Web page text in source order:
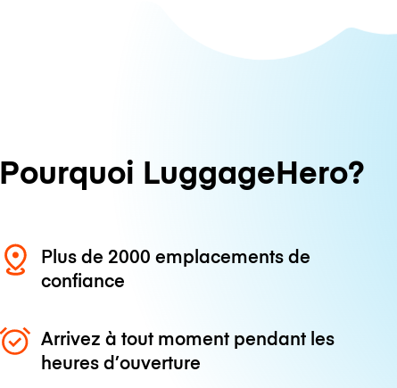
Pourquoi LuggageHero?
Plus de 2000 emplacements de
confiance
Arrivez à tout moment pendant les
heures d’ouverture